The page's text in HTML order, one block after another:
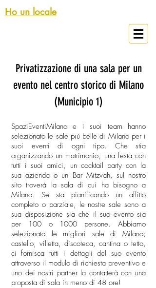
Ho un locale
Privatizzazione di una sala per un
evento nel centro storico di Milano
(Municipio 1)
SpaziEventiMilano e i suoi team hanno
selezionato le sale più belle di Milano per i
suoi eventi di ogni tipo. Che stia
organizzando un matrimonio, una festa con
tutti i suoi amici, un cocktail party con la
sua azienda o un Bar Mitzvah, sul nostro
sito troverà la sala di cui ha bisogno a
Milano. Se sta pianificando un affitto
completo o parziale, le nostre sale sono a
sua disposizione sia che il suo evento sia
per 100 o 1000 persone. Abbiamo
selezionato le migliori sale di Milano;
castello, villetta, discoteca, cantina o tetto,
ci fornisca tutti i dettagli del suo evento
attraverso il modulo di richiesta preventivo e
uno dei nostri partner la contatterà con una
proposta di sala in meno di 48 ore!